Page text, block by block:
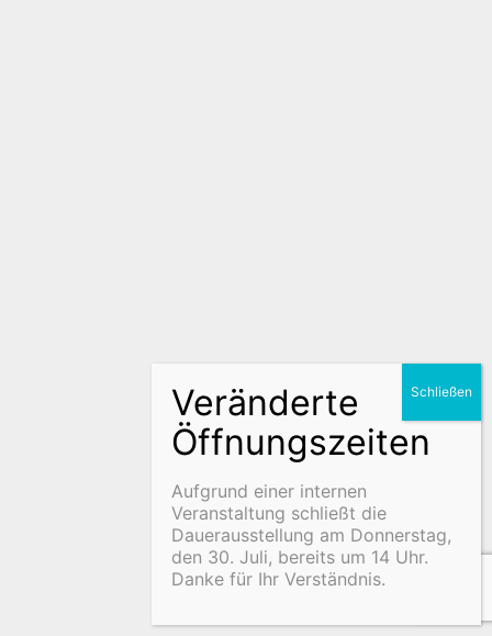
Aufgrund einer internen
Veranstaltung schließt die
Dauerausstellung am Donnerstag,
den 30. Juli, bereits um 14 Uhr.
Danke für Ihr Verständnis.